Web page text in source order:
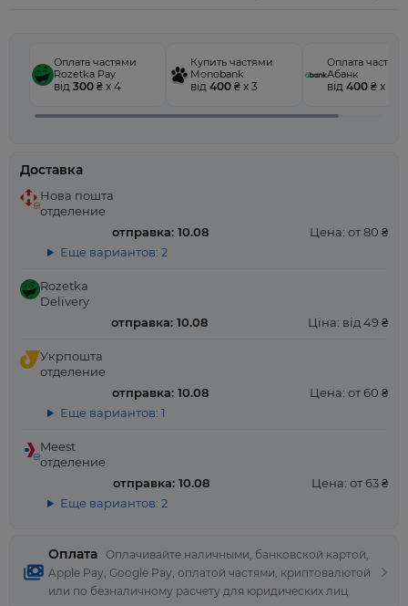
Оплата
Оплачивайте наличными, банковской картой,
Apple Pay, Google Pay, оплатой частями, криптовалютой
или по безналичному расчету для юридических лиц.
Оплата частями
Rozetka Pay
від 300 ₴ x 4
Купить частями
Monobank
від 400 ₴ x 3
Оплата
Абанк
від 400 ₴ x 3
Доставка
Нова пошта
отделение
отправка: 10.08
Цена: от 80 ₴
Еще вариантов: 2
Rozetka
Delivery
отправка: 10.08
Ціна: від 49 ₴
Укрпошта
отделение
отправка: 10.08
Цена: от 60 ₴
Еще вариантов: 1
Meest
отделение
отправка: 10.08
Цена: от 63 ₴
Еще вариантов: 2